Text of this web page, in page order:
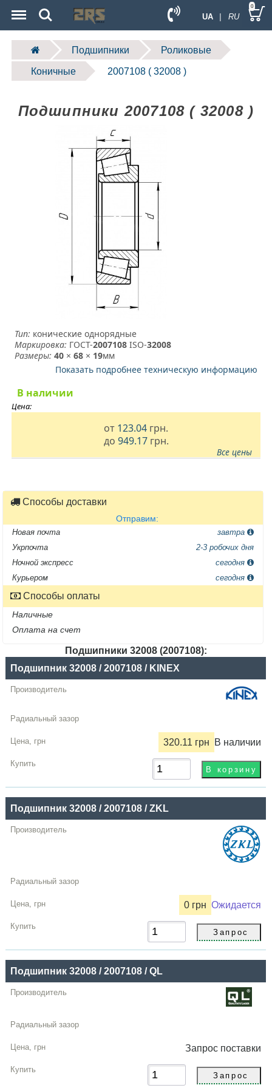
UA | RU
Search 0
Подшипники Роликовые
Коничные 2007108 ( 32008 )
Подшипники 2007108 ( 32008 )
Тип: конические однорядные
Маркировка: ГОСТ-2007108 ­ ISO-32008
Размеры: 40 ×68 × 19мм
Показать подробнее техническую информацию
В наличии
Цена:
от 123.04 грн.
до 949.17 грн.
Все цены
Способы доставки
Отправим:
Новая почта
завтра
Укрпочта
2-3 робочих дня
Ночной экспресс
сегодня
Курьером
сегодня
Способы оплаты
Наличные
Оплата на счет
Подшипники 32008 (2007108):
Название
Производитель
Радиальный
зазор
Цена,
грн
Подшипник 32008 / 2007108 / KINEX
320.11 грн В наличии
Подшипник 32008 / 2007108 / ZKL
0 грн Ожидается
Подшипник 32008 / 2007108 / QL
Запрос поставки